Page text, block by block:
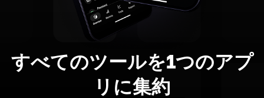
すべてのツールを1つのアプ
リに集約